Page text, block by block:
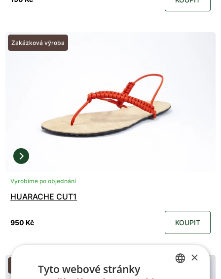
Zakázková výroba
Vyrobíme po objednání
HUARACHE CUT1
950 Kč KOUPIT
Zakázková výroba
×
Tyto webové stránky